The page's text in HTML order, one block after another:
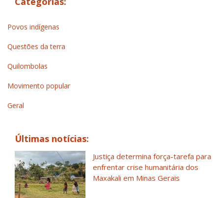
Povos indígenas
Questões da terra
Quilombolas
Movimento popular
Geral
Últimas notícias:
Justiça determina força-tarefa para
enfrentar crise humanitária dos
Maxakali em Minas Gerais